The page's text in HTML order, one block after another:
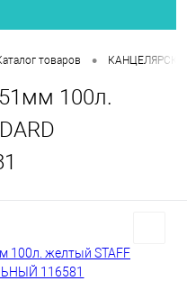
товаров •
100л.